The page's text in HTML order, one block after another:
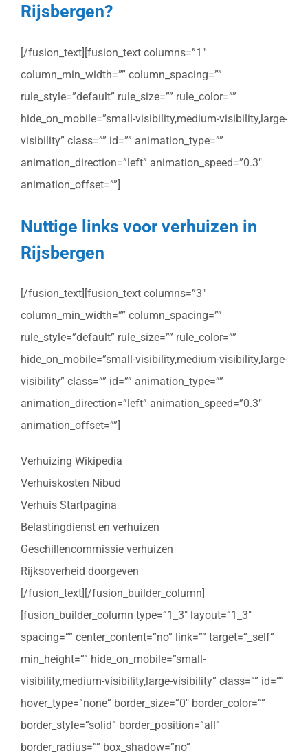
Rijsbergen?
[/fusion_text][fusion_text columns=”1″
column_min_width=”” column_spacing=””
rule_style=”default” rule_size=”” rule_color=””
hide_on_mobile=”small-visibility,medium-visibility,large-
visibility” class=”” id=”” animation_type=””
animation_direction=”left” animation_speed=”0.3″
animation_offset=””]
Nuttige links voor verhuizen in
Rijsbergen
[/fusion_text][fusion_text columns=”3″
column_min_width=”” column_spacing=””
rule_style=”default” rule_size=”” rule_color=””
hide_on_mobile=”small-visibility,medium-visibility,large-
visibility” class=”” id=”” animation_type=””
animation_direction=”left” animation_speed=”0.3″
animation_offset=””]
Verhuizing Wikipedia
Verhuiskosten Nibud
Verhuis Startpagina
Belastingdienst en verhuizen
Geschillencommissie verhuizen
Rijksoverheid doorgeven
[/fusion_text][/fusion_builder_column]
[fusion_builder_column type=”1_3″ layout=”1_3″
spacing=”” center_content=”no” link=”” target=”_self”
min_height=”” hide_on_mobile=”small-
visibility,medium-visibility,large-visibility” class=”” id=””
hover_type=”none” border_size=”0″ border_color=””
border_style=”solid” border_position=”all”
border_radius=”” box_shadow=”no”